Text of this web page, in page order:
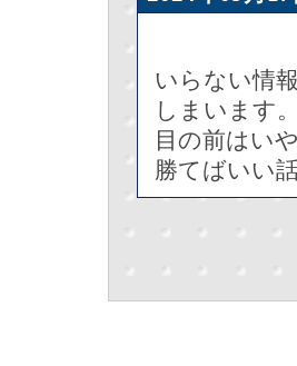
いらない情
しまいます
目の前はい
勝てばいい